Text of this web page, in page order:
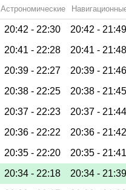
Астрономические
20:42 - 22:30 20:42 - 21:49
20:41 - 22:28 20:41 - 21:48
20:39 - 22:27 20:39 - 21:46
20:38 - 22:25 20:38 - 21:45
20:37 - 22:23 20:37 - 21:44
20:36 - 22:22 20:36 - 21:42
20:35 - 22:20 20:35 - 21:41
20:34 - 22:18 20:34 - 21:39